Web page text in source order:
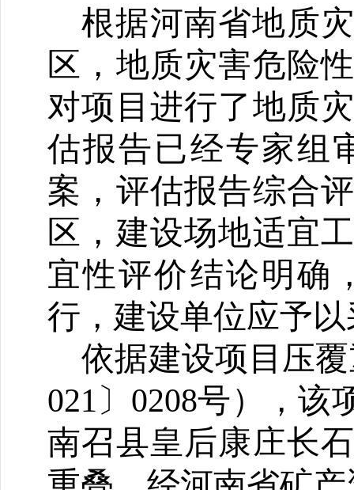
根据河南省地质
区，地质灾害危险
对项目进行了地质
估报告已经专家组
案，评估报告综合
区，建设场地适宜
宜性评价结论明确
行，建设单位应予
依据建设项目压
021〕0208号），该
南召县皇后康庄长